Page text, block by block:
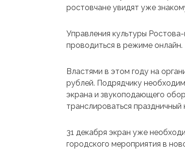
ростовчане увидят уже
Управления культуры
проводиться в режиме онлайн.
Властями в этом году на
рублей. Подрядчику
экрана и звукоподающего
транслироваться праздничный
31 декабря экран уже
городского мероприятия в